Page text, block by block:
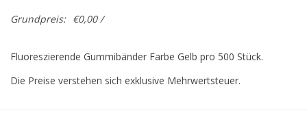
Grundpreis: €0,00 /
Fluoreszierende Gummibänder Farbe Gelb pro 500 Stück.
Die Preise verstehen sich exklusive Mehrwertsteuer.